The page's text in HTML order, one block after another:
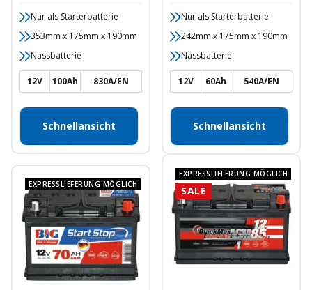
Nur als Starterbatterie
353mm x 175mm x 190mm
Nassbatterie
12V 100Ah 830A/EN
Schnellansicht
Nur als Starterbatterie
242mm x 175mm x 190mm
Nassbatterie
12V 60Ah 540A/EN
Schnellansicht
EXPRESSLIEFERUNG MÖGLICH
EXPRESSLIEFERUNG MÖGLICH
SALE